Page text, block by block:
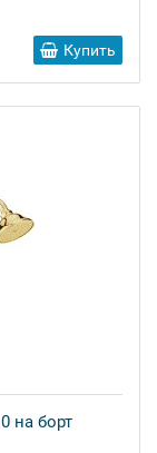
Купить
на борт